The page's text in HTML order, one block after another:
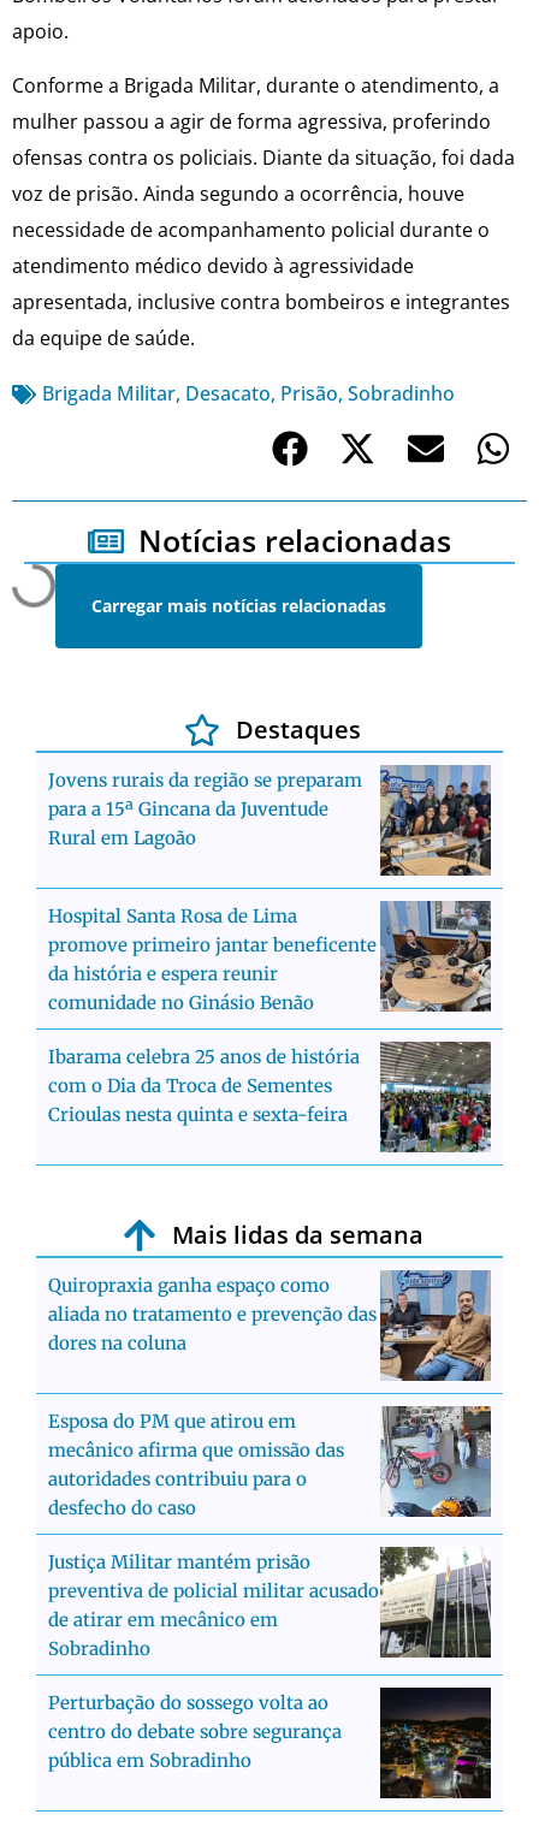
apoio.
Conforme a Brigada Militar, durante o atendimento, a
mulher passou a agir de forma agressiva, proferindo
ofensas contra os policiais. Diante da situação, foi dada
voz de prisão. Ainda segundo a ocorrência, houve
necessidade de acompanhamento policial durante o
atendimento médico devido à agressividade
apresentada, inclusive contra bombeiros e integrantes
da equipe de saúde.
Brigada Militar, Desacato, Prisão, Sobradinho
Notícias relacionadas
Carregar mais notícias relacionadas
Destaques
Jovens rurais da região se preparam
para a 15ª Gincana da Juventude
Rural em Lagoão
Hospital Santa Rosa de Lima
promove primeiro jantar beneficente
da história e espera reunir
comunidade no Ginásio Benão
Ibarama celebra 25 anos de história
com o Dia da Troca de Sementes
Crioulas nesta quinta e sexta-feira
Mais lidas da semana
Quiropraxia ganha espaço como
aliada no tratamento e prevenção das
dores na coluna
Esposa do PM que atirou em
mecânico afirma que omissão das
autoridades contribuiu para o
desfecho do caso
Justiça Militar mantém prisão
preventiva de policial militar acusado
de atirar em mecânico em
Sobradinho
Perturbação do sossego volta ao
centro do debate sobre segurança
pública em Sobradinho